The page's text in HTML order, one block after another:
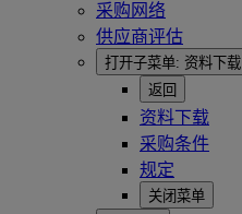
采购网络
供应商评估
打开子菜单: 资料下载
返回
资料下载
采购条件
规定
关闭菜单